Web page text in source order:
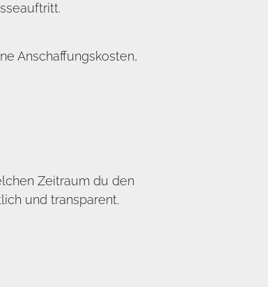
Anschaffungskosten,
Zeitraum du den
und transparent.